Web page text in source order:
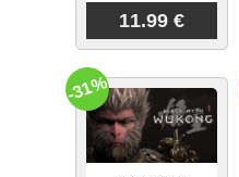
11.99 €
-31%